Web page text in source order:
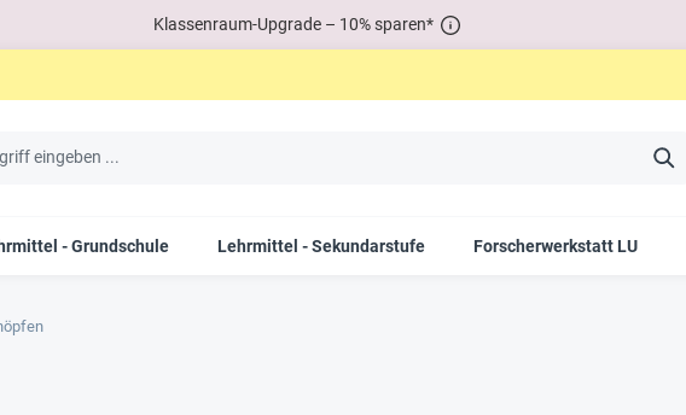
Klassenraum-Upgrade – 10% sparen*
- Grundschule Lehrmittel - Sekundarstufe Forscherwerkstatt LU